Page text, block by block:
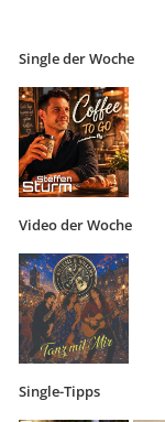
Single der Woche
Video der Woche
Single-Tipps